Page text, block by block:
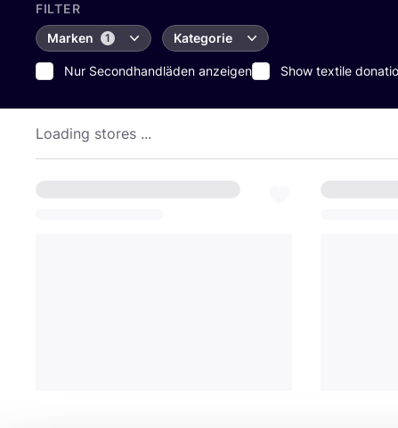
FILTER
Marken
1 Kategorie
Nur Secondhandläden anzeigen Show textile
Loading stores ...